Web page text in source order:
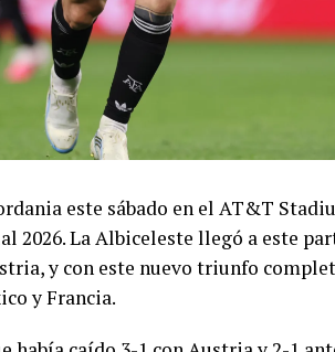
este sábado en el AT&T
2026. La Albiceleste llegó a este
y con este nuevo triunfo
y Francia.